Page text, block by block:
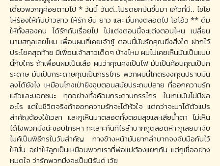
เดี๋ยวพวกกูค่อยตามไป * วันนี้ วันดี..โปรดยกมันขึ้นมา แก้วที่มี.. ไชโย
โห่ร้องให้กับบ่าวสาว ให้รัก ยืน ยาว และ มั่นคงตลอดไป โอโอ้ว ** ดื่ม
ให้ทั้งสองคน ได้รักกันเรื่อยไป ไม่แต่งตอนนี้จะแต่งตอนไหน เปลี่ยน
นามสกุลเลยไหม เพื่อนผมที่เคยเจ้าชู้ ตอนนี้มันรักคุณยิ่งสิ่งใด ฝากไว้
ประโยคสุดท้าย มีเพื่อนเจ้าสาวเด็ดๆ บ้างไหม ผมไม่เคยเห็นมันเป็นแบบ
นี้กับใคร ถ้าเพื่อนผมเป็นเสือ ผมว่าคุณคงเป็นไฟ มันเป็นค้อนคุณเป็นก
ระดาษ มันเป็นกระดาษคุณเป็นกรรไกร พวกผมนี่โคตรงงคุณปราบมัน
ลงได้ยังไง เหมือนโกงเป่ายิงฉุบตอนสมัยประถมปลาย ที่ออกความรัก
แล้วและบอกชนะ ทุกอย่างทั้งค้อนกระดาษกรรไกร ในเกมมันไม่มีผล
อะไร แต่ในชีวิตจริงถ้าออกความรักจะได้หัวใจ แต่กว่าจะมาได้ตัวแปร
สำคัญต้องใช้เวลา และกูเห็นมาตลอดทั้งตอนสุขและเสียน้ำตา ไม่เห็น
ได้ไงพวกมึงน่ะชอบโทรหา ทะเลาะกันทีไรลำบากกูตลอดห่า กูเลยมาจับ
ไมค์เป็นพิธีกรในวันสำคัญ ทางข้างหน้ามันยากลำบากจงจับมือกันไว้
ให้มั่น อย่าให้ลูกเป็นเหมือนพวกเราที่พ่อแม่ต้องแยกกัน แต่กูเชื่ออย่าง
หมดใจ ว่ารักพวกมึงจะเป็นนิรันด์ เว้ย